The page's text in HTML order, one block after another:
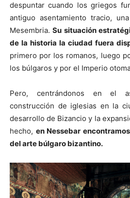
despuntar cuando los griegos
antiguo asentamiento tracio,
Mesembria.Su situación
de la historia la ciudad fuera
primero por los romanos, luego
los búlgaros y por el Imperio
Pero, centrándonos en el
construcción de iglesias en la
desarrollo de Bizancio y la
hecho, en Nessebar
del arte búlgaro bizantino.